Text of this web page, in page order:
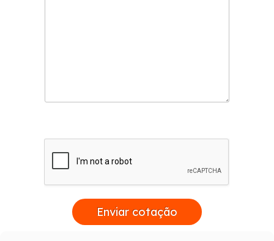
Enviar cotação